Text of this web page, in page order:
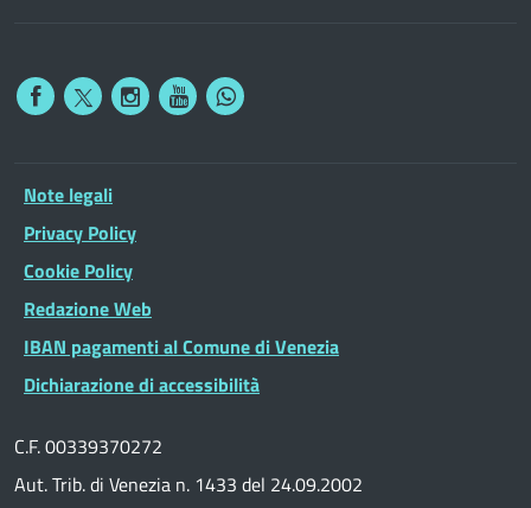
Note legali
Privacy Policy
Cookie Policy
Redazione Web
IBAN pagamenti al Comune di Venezia
Dichiarazione di accessibilità
C.F. 00339370272
Aut. Trib. di Venezia n. 1433 del 24.09.2002